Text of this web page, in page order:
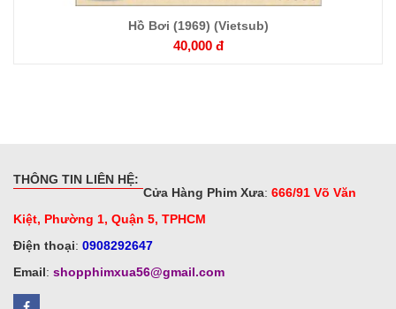
Hồ Bơi (1969) (Vietsub)
40,000 đ
THÔNG TIN LIÊN HỆ:
Cửa Hàng Phim Xưa: 666/91 Võ Văn
Kiệt, Phường 1, Quận 5, TPHCM
Điện thoại: 0908292647
Email: shopphimxua56@gmail.com